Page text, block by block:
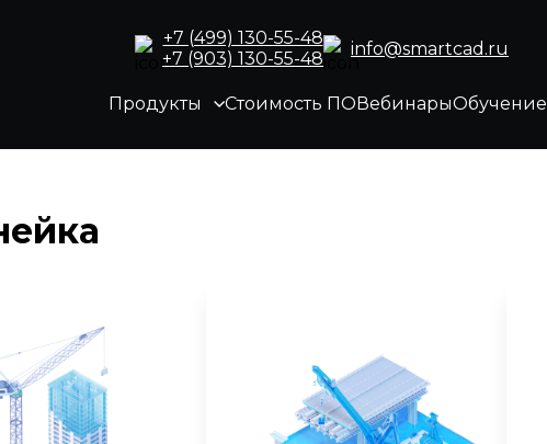
+7 (499) 130-55-48
+7 (903) 130-55-48
info@smartcad.ru
Продукты Стоимость ПОВебинарыОбучение